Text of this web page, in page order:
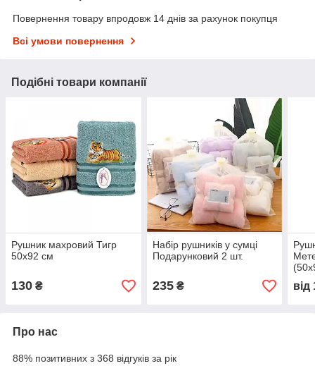
Повернення товару впродовж 14 днів за рахунок покупця
Всі умови повернення
Подібні товари компанії
Рушник махровий Тигр
50x92 см
130 ₴
Набір рушників у сумці
Подарунковий 2 шт.
235₴ від
Про нас
88% позитивних з 368 відгуків за рік